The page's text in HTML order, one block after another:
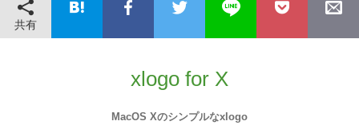
共有
xlogo for X
MacOS Xのシンプルなxlogo